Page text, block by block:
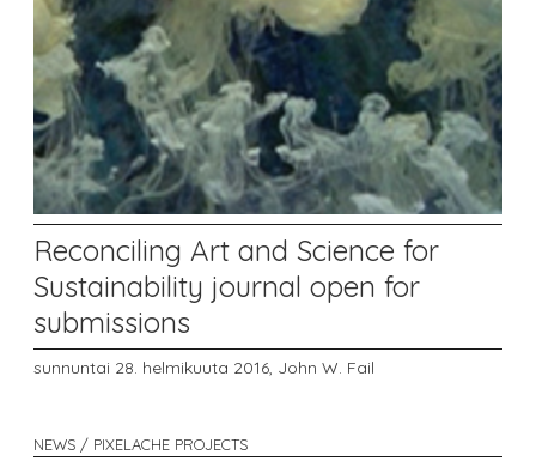
Reconciling Art and Science for
Sustainability journal open for
submissions
sunnuntai 28. helmikuuta 2016, John W. Fail
NEWS / PIXELACHE PROJECTS